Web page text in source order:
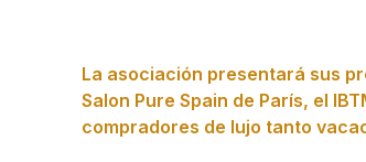
La asociación presentará sus
Salon Pure Spain de París, el
compradores de lujo tanto